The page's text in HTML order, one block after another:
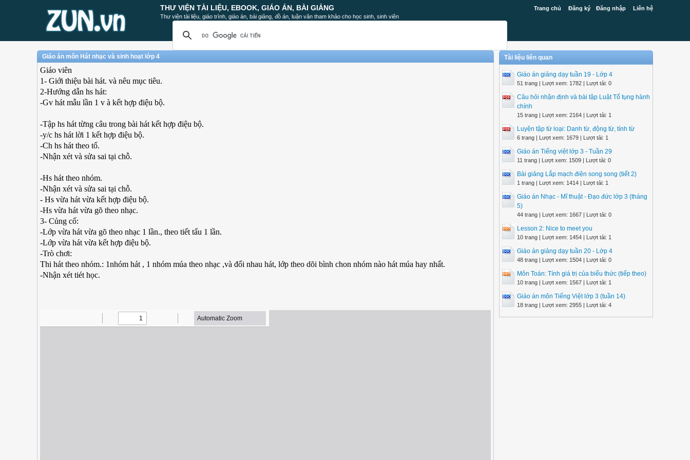
Trang chủ Đăng ký Đăng nhập Liên hệ
THƯ VIỆN TÀI LIỆU, EBOOK, GIÁO ÁN, BÀI GIẢNG
Thư viện tài liệu, giáo trình, giáo án, bài giảng, đồ án, luận văn tham khảo cho học sinh, sinh viên
Giáo án môn Hát nhạc và sinh hoạt lớp 4
Giáo viên
1- Giới thiệu bài hát. và nêu mục tiêu.
2-Hướng dẫn hs hát:
-Gv hát mẫu lần 1 v à kết hợp điệu bộ.
-Tập hs hát từng câu trong bài hát kết hợp điệu bộ.
-y/c hs hát lời 1 kết hợp điệu bộ.
-Ch hs hát theo tổ.
-Nhận xét và sửa sai tại chỗ.
-Hs hát theo nhóm.
-Nhận xét và sửa sai tại chỗ.
- Hs vừa hát vừa kết hợp điệu bộ.
-Hs vừa hát vừa gõ theo nhạc.
3- Củng cố:
-Lớp vừa hát vừa gõ theo nhạc 1 lần., theo tiết tấu 1 lần.
-Lớp vừa hát vừa kết hợp điệu bộ.
-Trò chơi:
Thi hát theo nhóm.: 1nhóm hát , 1 nhóm múa theo nhạc ,và đổi nhau hát, lớp theo dõi bình chon nhóm nào hát múa hay nhất.
-Nhận xét tiét học.
Tài liệu liên quan
Giáo án giảng dạy tuần 19 - Lớp 4
51 trang | Lượt xem: 1782 | Lượt tải: 0
Câu hỏi nhận định và bài tập Luật Tố tụng hành
chính
15 trang | Lượt xem: 2164 | Lượt tải: 1
Luyện tập từ loại: Danh từ, động từ, tính từ
6 trang | Lượt xem: 1679 | Lượt tải: 1
Giáo án Tiếng việt lớp 3 - Tuần 29
11 trang | Lượt xem: 1509 | Lượt tải: 0
Bài giảng Lắp mạch điện song song (tiết 2)
1 trang | Lượt xem: 1414 | Lượt tải: 1
Giáo án Nhạc - Mĩ thuật - Đạo đức lớp 3 (tháng
5)
44 trang | Lượt xem: 1667 | Lượt tải: 0
Lesson 2: Nice to meet you
10 trang | Lượt xem: 1454 | Lượt tải: 1
Giáo án giảng dạy tuần 20 - Lớp 4
48 trang | Lượt xem: 1504 | Lượt tải: 0
Môn Toán: Tính giá trị của biểu thức (tiếp theo)
10 trang | Lượt xem: 1567 | Lượt tải: 1
Giáo án môn Tiếng Việt lớp 3 (tuần 14)
18 trang | Lượt xem: 2955 | Lượt tải: 4